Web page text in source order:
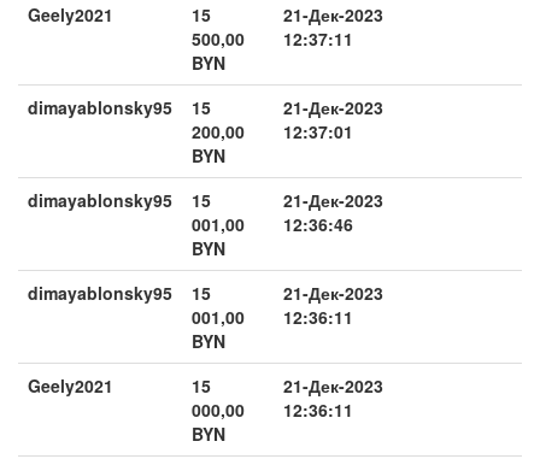
Geely2021
15
500,00
BYN
21-Дек-2023
12:37:11
dimayablonsky95
15
200,00
BYN
21-Дек-2023
12:37:01
dimayablonsky95
15
001,00
BYN
21-Дек-2023
12:36:46
dimayablonsky95
15
001,00
BYN
21-Дек-2023
12:36:11
Geely2021
15
000,00
BYN
21-Дек-2023
12:36:11